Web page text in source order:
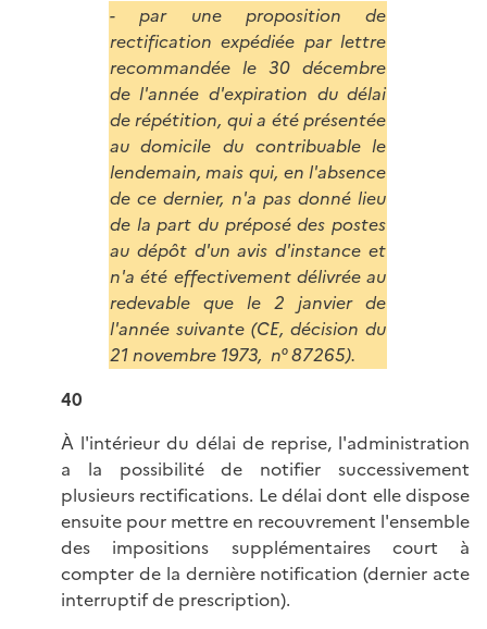
- par une proposition de
rectification expédiée par lettre
recommandée le 30 décembre
de l'année d'expiration du délai
de répétition, qui a été présentée
au domicile du contribuable le
lendemain, mais qui, en l'absence
de ce dernier, n'a pas donné lieu
de la part du préposé des postes
au dépôt d'un avis d'instance et
n'a été effectivement délivrée au
redevable que le 2 janvier de
l'année suivante (CE, décision du
21 novembre 1973, n° 87265).
40
À l'intérieur du délai de reprise, l'administration
a la possibilité de notifier successivement
plusieurs rectifications. Le délai dont elle dispose
ensuite pour mettre en recouvrement l'ensemble
des impositions supplémentaires court à
compter de la dernière notification (dernier acte
interruptif de prescription).